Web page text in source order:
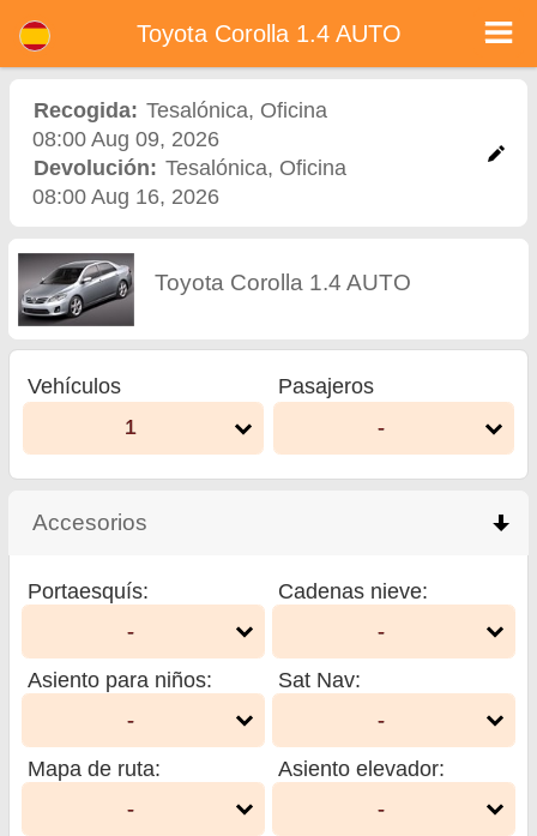
riesgo (sin exceso), kilometraje ilimitado, asientos para niños gratis, conductores adicionales gratis, precios más bajos de alquiler
de coches garantizados.
Toyota Corolla 1.4 AUTO
Recogida: Tesalónica, Oficina
08:00 Aug 09, 2026
Devolución: Tesalónica, Oficina
08:00 Aug 16, 2026
Toyota Corolla 1.4 AUTO
Vehículos
1
Pasajeros
-
Accesorios
Portaesquís:
-
Cadenas nieve:
-
Asiento para niños:
-
Sat Nav:
-
Mapa de ruta:
-
Asiento elevador:
-